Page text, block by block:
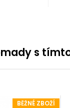
s
BĚŽNÉ ZBOŽÍ